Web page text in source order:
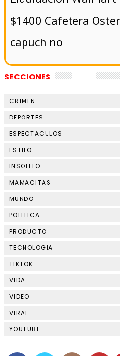
$1400 Cafetera
capuchino
SECCIONES
CRIMEN
DEPORTES
ESPECTACULOS
ESTILO
INSOLITO
MAMACITAS
MUNDO
POLITICA
PRODUCTO
TECNOLOGIA
TIKTOK
VIDA
VIDEO
VIRAL
YOUTUBE